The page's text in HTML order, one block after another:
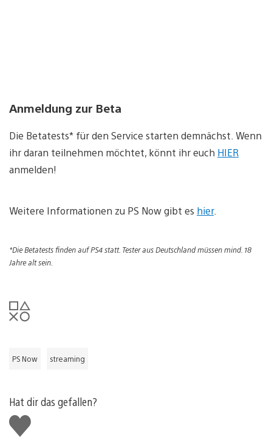
Anmeldung zur Beta
Die Betatests* für den Service starten demnächst. Wenn
ihr daran teilnehmen möchtet, könnt ihr euch HIER
anmelden!
Weitere Informationen zu PS Now gibt es hier.
*Die Betatests finden auf PS4 statt. Tester aus Deutschland müssen mind. 18
Jahre alt sein.
PS Now streaming
Hat dir das gefallen?
Gefällt
mir